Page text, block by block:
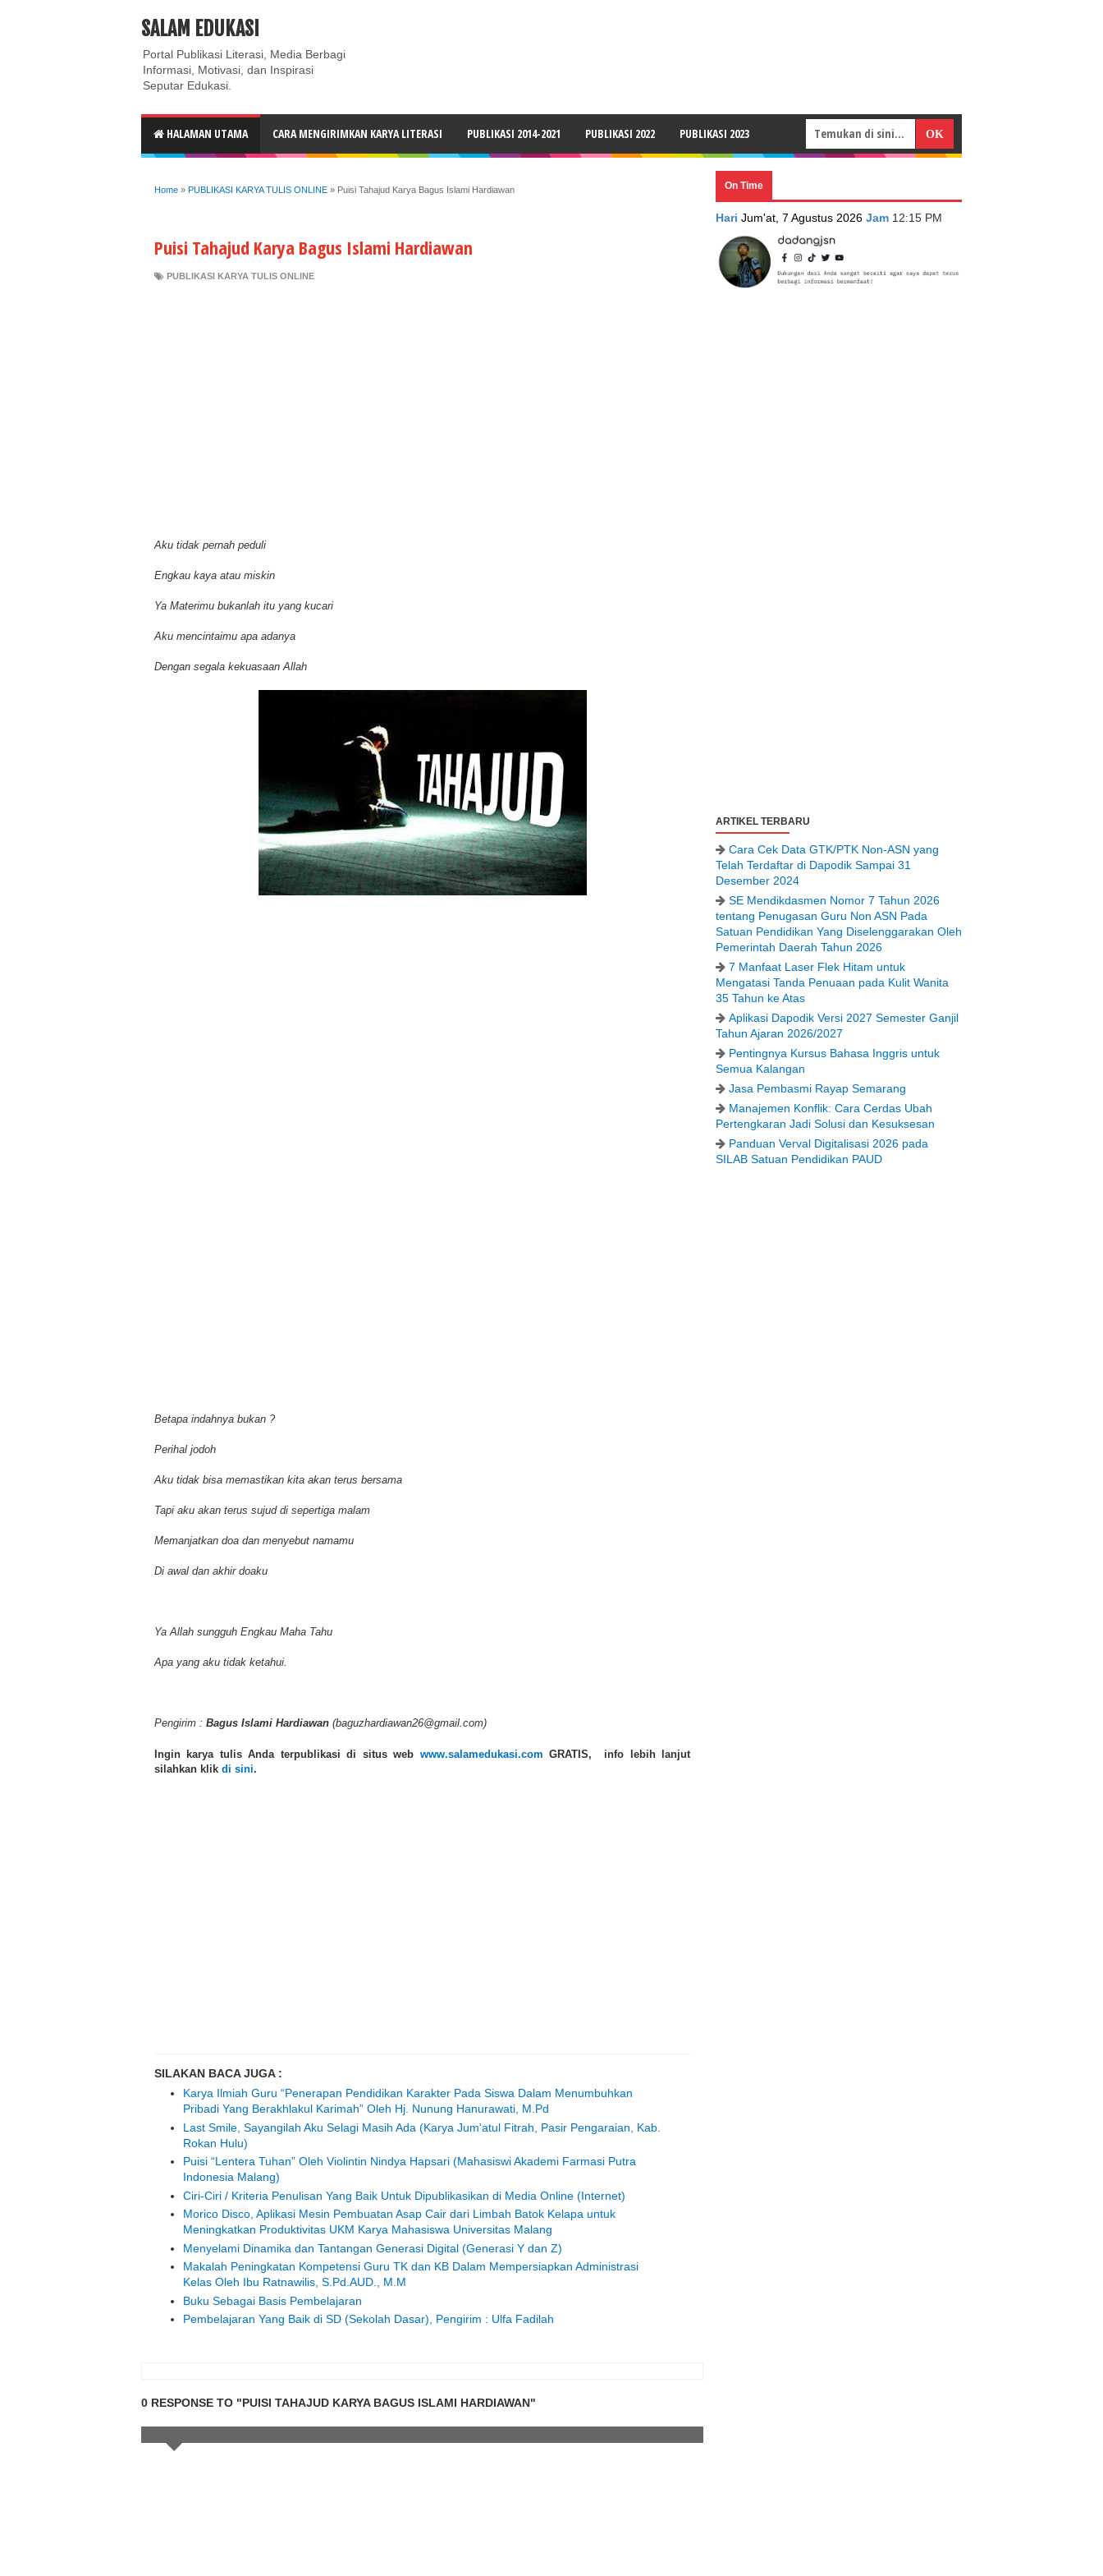
ABOUT CONTACT US
SALAM EDUKASI
Portal Publikasi Literasi, Media Berbagi
Informasi, Motivasi, dan Inspirasi
Seputar Edukasi.
HALAMAN UTAMA CARA MENGIRIMKAN KARYA LITERASI PUBLIKASI 2014-2021 PUBLIKASI 2022 PUBLIKASI 2023
Home » PUBLIKASI KARYA TULIS ONLINE » Puisi Tahajud Karya Bagus Islami Hardiawan
Puisi Tahajud Karya Bagus Islami Hardiawan
PUBLIKASI KARYA TULIS ONLINE
Aku tidak pernah peduli
Engkau kaya atau miskin
Ya Materimu bukanlah itu yang kucari
Aku mencintaimu apa adanya
Dengan segala kekuasaan Allah
Betapa indahnya bukan ?
Perihal jodoh
Aku tidak bisa memastikan kita akan terus bersama
Tapi aku akan terus sujud di sepertiga malam
Memanjatkan doa dan menyebut namamu
Di awal dan akhir doaku
Ya Allah sungguh Engkau Maha Tahu
Apa yang aku tidak ketahui.
Pengirim : Bagus Islami Hardiawan (baguzhardiawan26@gmail.com)
Ingin karya tulis Anda terpublikasi di situs web www.salamedukasi.com GRATIS, info lebih lanjut
silahkan klik di sini.
SILAKAN BACA JUGA :
Karya Ilmiah Guru “Penerapan Pendidikan Karakter Pada Siswa Dalam Menumbuhkan
Pribadi Yang Berakhlakul Karimah” Oleh Hj. Nunung Hanurawati, M.Pd
Last Smile, Sayangilah Aku Selagi Masih Ada (Karya Jum'atul Fitrah, Pasir Pengaraian, Kab.
Rokan Hulu)
Puisi “Lentera Tuhan” Oleh Violintin Nindya Hapsari (Mahasiswi Akademi Farmasi Putra
Indonesia Malang)
Ciri-Ciri / Kriteria Penulisan Yang Baik Untuk Dipublikasikan di Media Online (Internet)
Morico Disco, Aplikasi Mesin Pembuatan Asap Cair dari Limbah Batok Kelapa untuk
Meningkatkan Produktivitas UKM Karya Mahasiswa Universitas Malang
Menyelami Dinamika dan Tantangan Generasi Digital (Generasi Y dan Z)
Makalah Peningkatan Kompetensi Guru TK dan KB Dalam Mempersiapkan Administrasi
Kelas Oleh Ibu Ratnawilis, S.Pd.AUD., M.M
Buku Sebagai Basis Pembelajaran
Pembelajaran Yang Baik di SD (Sekolah Dasar), Pengirim : Ulfa Fadilah
0 RESPONSE TO "PUISI TAHAJUD KARYA BAGUS ISLAMI HARDIAWAN"
On Time
Hari Jum'at, 7 Agustus 2026 Jam 12:15 PM
ARTIKEL TERBARU
Cara Cek Data GTK/PTK Non-ASN yang
Telah Terdaftar di Dapodik Sampai 31
Desember 2024
SE Mendikdasmen Nomor 7 Tahun 2026
tentang Penugasan Guru Non ASN Pada
Satuan Pendidikan Yang Diselenggarakan Oleh
Pemerintah Daerah Tahun 2026
7 Manfaat Laser Flek Hitam untuk
Mengatasi Tanda Penuaan pada Kulit Wanita
35 Tahun ke Atas
Aplikasi Dapodik Versi 2027 Semester Ganjil
Tahun Ajaran 2026/2027
Pentingnya Kursus Bahasa Inggris untuk
Semua Kalangan
Jasa Pembasmi Rayap Semarang
Manajemen Konflik: Cara Cerdas Ubah
Pertengkaran Jadi Solusi dan Kesuksesan
Panduan Verval Digitalisasi 2026 pada
SILAB Satuan Pendidikan PAUD